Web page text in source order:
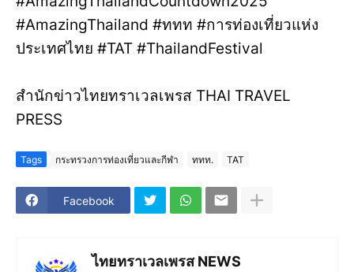
#AmazingThailand #ททท #การท่องเที่ยวแห่ง
ประเทศไทย #TAT #ThailandFestival
สำนักข่าวไทยทราเวลเพรส THAI TRAVEL
PRESS
Tags กระทรวงการท่องเที่ยวและกีฬา ททท. TAT
Facebook
ไทยทราเวลเพรส NEWS